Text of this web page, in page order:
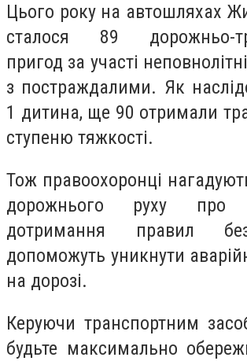
Цього року на автошляхах
сталося 89 дорожньо-
пригод за участі
з постраждалими. Як
1 дитина, ще 90 отримали
ступеню тяжкості.
Тож правоохоронці
дорожнього руху про
дотримання правил
допоможуть уникнути
на дорозі.
Керуючи транспортним
будьте максимально